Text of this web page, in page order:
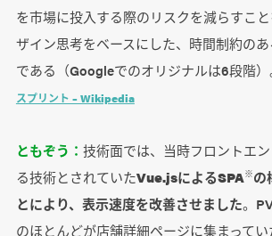
を市場に投入する際のリスクを減らすこ
ザイン思考をベースにした、時間制約の
である（Googleでのオリジナルは6段階）
スプリント – Wikipedia
ともぞう： 技術面では、当時フロントエ
る技術とされていたVue.jsによるSPA※の
とにより、表示速度を改善させました。
のほとんどが店舗詳細ページに集まって